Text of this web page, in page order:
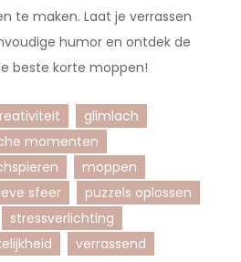
te maken. Laat je verrassen
humor en ontdek de
beste korte moppen!
glimlach
momenten
moppen
sfeer
puzzels oplossen
stressverlichting
verrassend